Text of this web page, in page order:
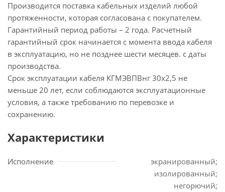
Производится поставка кабельных изделий любой
протяженности, которая согласована с покупателем.
Гарантийный период работы – 2 года. Расчетный
гарантийный срок начинается с момента ввода кабеля
в эксплуатацию, но не позднее шести месяцев. с даты
производства.
Срок эксплуатации кабеля КГМЭВПВнг 30х2,5 не
меньше 20 лет, если соблюдаются эксплуатационные
условия, а также требованию по перевозке и
сохранению.
Характеристики
Исполнение
экранированный;
изолированный;
негорючий;